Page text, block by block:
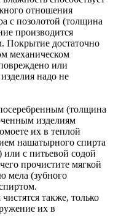
отношения
с позолотой (толщина
производится
Покрытие достаточно
механическом
или
надо не
(толщина
изделиям
их в теплой
нашатырного спирта
с питьевой содой
прочистите мягкой
мела (зубного
также, только
их в